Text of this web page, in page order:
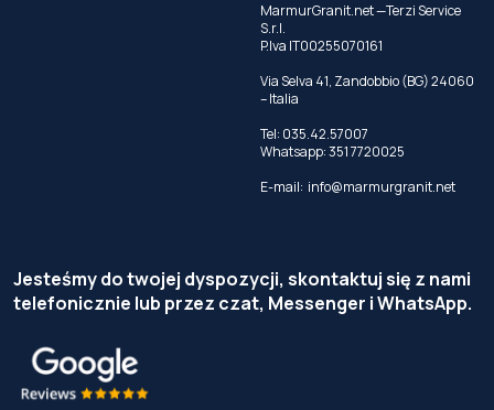
MarmurGranit.net —Terzi Service
S.r.l.
P.Iva IT00255070161
Via Selva 41, Zandobbio (BG) 24060
– Italia
Tel: 035.42.57007
Whatsapp:351 7720025
E-mail: info@marmurgranit.net
Jesteśmy do twojej dyspozycji, skontaktuj się z nami
telefonicznie lub przez czat, Messenger i WhatsApp.